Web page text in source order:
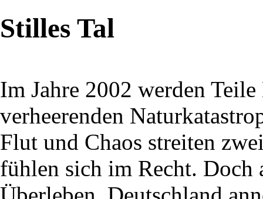
Stilles Tal
Im Jahre 2002 werden
verheerenden
Flut und Chaos streiten
fühlen sich im Recht. Doch